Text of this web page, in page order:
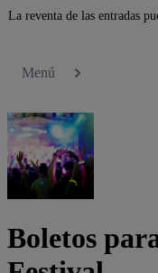
La reventa de las entradas
Menú
Boletos